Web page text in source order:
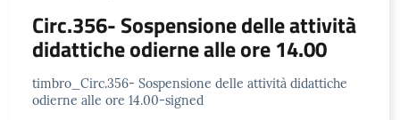
Circ.356- Sospensione delle attività
didattiche odierne alle ore 14.00
timbro_Circ.356- Sospensione delle attività didattiche
odierne alle ore 14.00-signed